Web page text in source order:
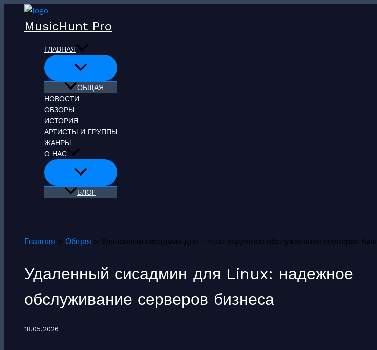
Перейти
содержимому
MusicHunt Pro
ГЛАВНАЯ
ОБЩАЯ
НОВОСТИ
ОБЗОРЫ
ИСТОРИЯ
АРТИСТЫ И ГРУППЫ
ЖАНРЫ
О НАС
БЛОГ
Главная Общая Удаленный сисадмин для Linux: надежное обслуживание серверов
Удаленный сисадмин для Linux: надежное
обслуживание серверов бизнеса
18.05.2026